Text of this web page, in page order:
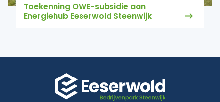
Toekenning OWE-subsidie aan
Energiehub Eeserwold Steenwijk